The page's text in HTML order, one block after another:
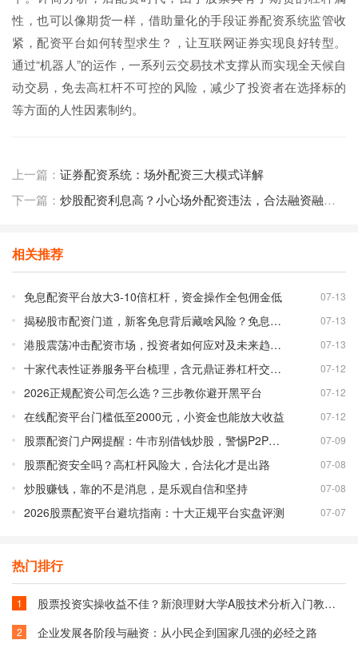
性，也可以像期货一样，借助量化的手段证券配资系统监管收
紧，配资平台如何转型求生？，让互联网证券实现良好转型。
通过“机器人”的运作，一系列云交易技术支撑从而实现全天候自
动交易，免去高杠杆不可控的风险，减少了投资者在选择标的
等方面的人性因素制约。
上一篇： 证券配资系统：场外配资三大模式详解
下一篇： 炒股配资利息高？小心场外配资违法，合法融资融券更安全
相关推荐
免息配资平台放大3-10倍杠杆，资金操作全包佣金低 07-13
揭秘股市配资门道，新客免息背后藏啥风险？免息配资平台靠谱吗？ 07-13
港股震荡冲击配资市场，投资者如何应对及未来趋势分析 07-13
十家代表性证券服务平台梳理，含元鼎证券杠杆交易详情 07-12
2026正规配资公司怎么选？三步教你避开黑平台 07-12
在线配资平台门槛低至2000元，小资金也能放大收益 07-12
股票配资门户网提醒：牛市别借钱炒股，警惕P2P配资风险 07-09
股票配资安全吗？高杠杆风险大，合法化才是出路 07-08
炒股赚钱，靠的不是消息，是乐观自信和坚持 07-08
2026股票配资平台避坑指南：十大正规平台实盘评测 07-07
热门排行
1 股票投资实操收益不佳？新浪理财大学A股技术分析入门教你融入技术获利
2 企业发展各阶段与融资：从小民企到国家几强的必经之路